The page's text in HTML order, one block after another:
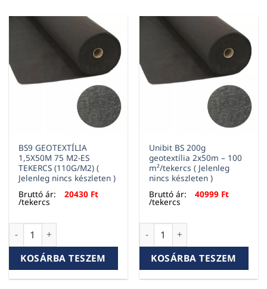
BS9 GEOTEXTÍLIA
1,5X50M 75 M2-ES
TEKERCS (110G/M2) (
Jelenleg nincs készleten )
Bruttó ár:
20430 Ft
/tekercs
BS9 GEOTEXTÍLIA 1,5X50M 75 M2-ES TEKERCS (110G/M2) (
KOSÁRBA TESZEM
Unibit BS 200g
geotextília 2x50m – 100
m²/tekercs ( Jelenleg
nincs készleten )
Bruttó ár:
40999 Ft
/tekercs
Unibit BS 200g geotextília
KOSÁRBA TESZEM